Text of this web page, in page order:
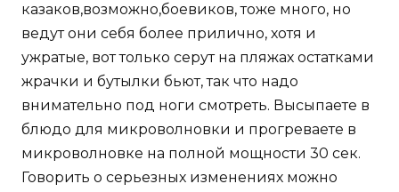
казаков,возможно,боевиков, тоже много, но
ведут они себя более прилично, хотя и
ужратые, вот только серут на пляжах остатками
жрачки и бутылки бьют, так что надо
внимательно под ноги смотреть. Высыпаете в
блюдо для микроволновки и прогреваете в
микроволновке на полной мощности 30 сек.
Говорить о серьезных изменениях можно